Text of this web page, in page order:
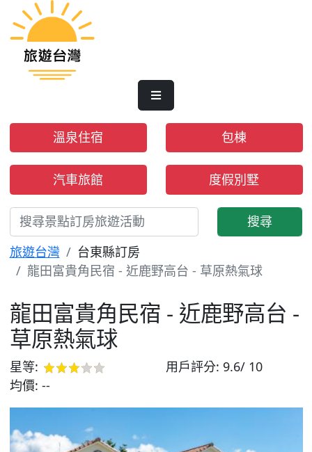
溫泉住宿 包棟
汽車旅館 度假別墅
搜尋
旅遊台灣
台東縣訂房
龍田富貴角民宿 - 近鹿野高台 - 草原熱氣球
龍田富貴角民宿 - 近鹿野高台 -
草原熱氣球
星等: 用戶評分: 9.6/ 10
均價: --